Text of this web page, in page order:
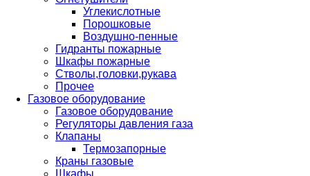
Углекислотные
Порошковые
Воздушно-пенные
Гидранты пожарные
Шкафы пожарные
Стволы,головки,рукава
Прочее
Газовое оборудование
Газовое оборудование
Регуляторы давления газа
Клапаны
Термозапорные
Краны газовые